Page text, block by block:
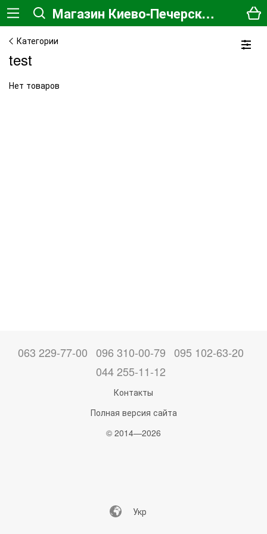
Магазин Киево-Печерской Лавры
Категории
test
Нет товаров
063 229-77-00 096 310-00-79 095 102-63-20
044 255-11-12
Контакты
Полная версия сайта
© 2014—2026
Укр